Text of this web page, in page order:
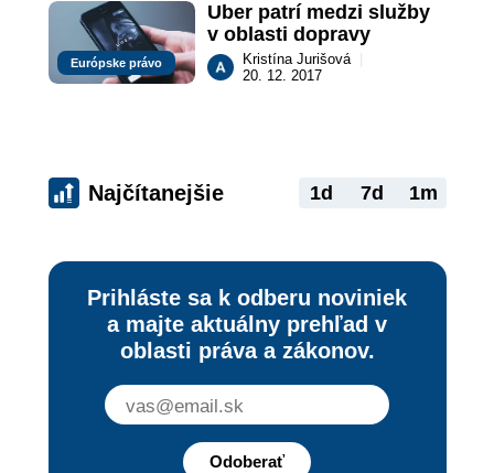
Európske právo
Uber patrí medzi služby
v oblasti dopravy
Kristína Jurišová
20. 12. 2017
Najčítanejšie 1d 7d 1m
Prihláste sa k odberu noviniek
a majte aktuálny prehľad v
oblasti práva a zákonov.
Odoberať